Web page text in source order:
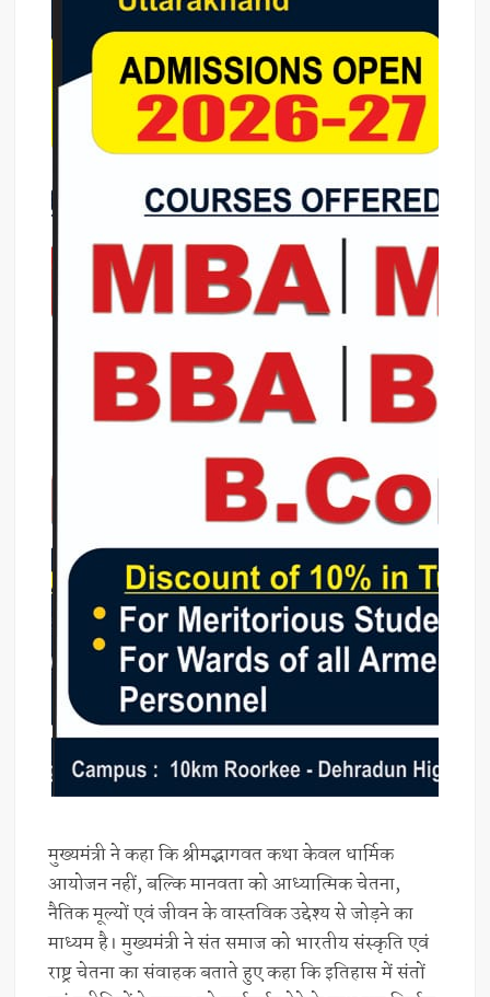
मुख्यमंत्री ने कहा कि श्रीमद्भागवत कथा केवल धार्मिक
आयोजन नहीं, बल्कि मानवता को आध्यात्मिक चेतना,
नैतिक मूल्यों एवं जीवन के वास्तविक उद्देश्य से जोड़ने का
माध्यम है। मुख्यमंत्री ने संत समाज को भारतीय संस्कृति एवं
राष्ट्र चेतना का संवाहक बताते हुए कहा कि इतिहास में संतों